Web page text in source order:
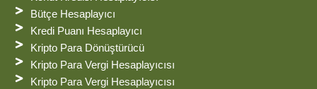
Bütçe Hesaplayıcı
Kredi Puanı Hesaplayıcı
Kripto Para Dönüştürücü
Kripto Para Vergi Hesaplayıcısı
Kripto Para Vergi Hesaplayıcısı